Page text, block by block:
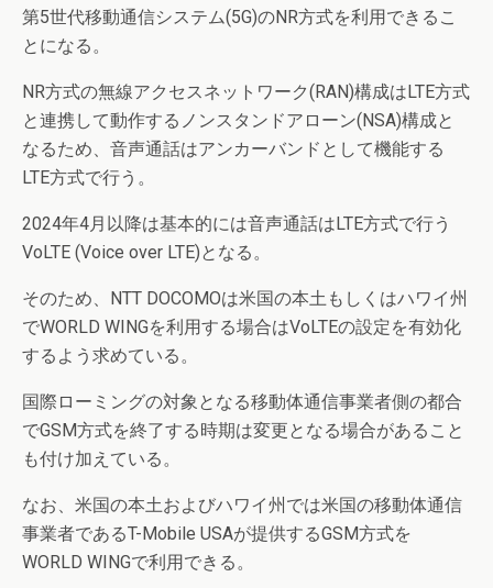
第5世代移動通信システム(5G)のNR方式を利用できるこ
とになる。
NR方式の無線アクセスネットワーク(RAN)構成はLTE方式
と連携して動作するノンスタンドアローン(NSA)構成と
なるため、音声通話はアンカーバンドとして機能する
LTE方式で行う。
2024年4月以降は基本的には音声通話はLTE方式で行う
VoLTE (Voice over LTE)となる。
そのため、NTT DOCOMOは米国の本土もしくはハワイ州
でWORLD WINGを利用する場合はVoLTEの設定を有効化
するよう求めている。
国際ローミングの対象となる移動体通信事業者側の都合
でGSM方式を終了する時期は変更となる場合があること
も付け加えている。
なお、米国の本土およびハワイ州では米国の移動体通信
事業者であるT-Mobile USAが提供するGSM方式を
WORLD WINGで利用できる。